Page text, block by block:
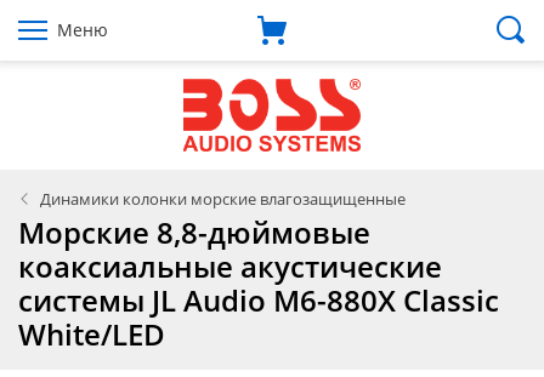
Меню
Динамики колонки морские влагозащищенные
Морские 8,8-дюймовые
коаксиальные акустические
системы JL Audio M6-880X Classic
White/LED